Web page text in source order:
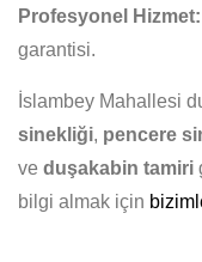
Profesyonel Hizmet:
garantisi.
İslambey Mahallesi
sinekliği, pencere
ve duşakabin tamiri
bilgi almak için